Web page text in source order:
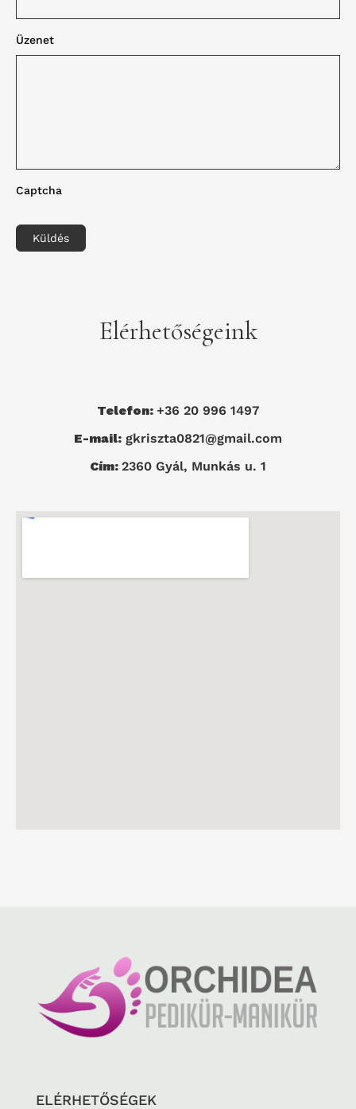
Üzenet
Captcha
Küldés
Elérhetőségeink
Telefon: +36 20 996 1497
E-mail: gkriszta0821@gmail.com
Cím: 2360 Gyál, Munkás u. 1
ELÉRHETŐSÉGEK